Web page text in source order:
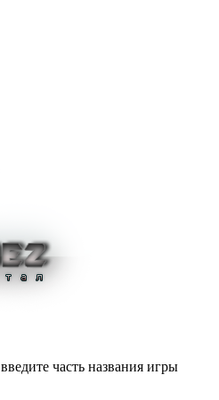
введите часть названия игры